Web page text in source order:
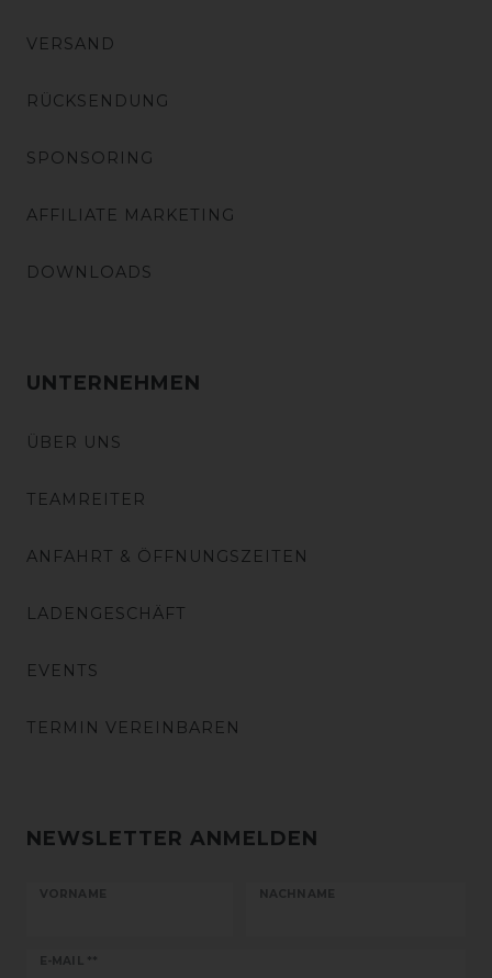
VERSAND
RÜCKSENDUNG
SPONSORING
AFFILIATE MARKETING
DOWNLOADS
UNTERNEHMEN
ÜBER UNS
TEAMREITER
ANFAHRT & ÖFFNUNGSZEITEN
LADENGESCHÄFT
EVENTS
TERMIN VEREINBAREN
NEWSLETTER ANMELDEN
VORNAME NACHNAME
E-MAIL **
Newsletter